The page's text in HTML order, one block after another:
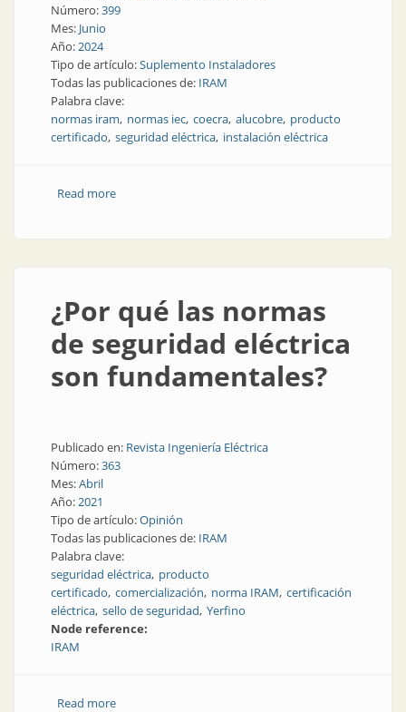
Número:399
Mes: Junio
Año:2024
Tipo de artículo:Suplemento Instaladores
Todas las publicaciones de: IRAM
Palabra clave:
normas iram normas iec coecra alucobre producto
certificado seguridad eléctrica instalación eléctrica
Read moreabout ¿Cómo identificar si un producto eléctrico es
¿Por qué las normas
de seguridad eléctrica
son fundamentales?
Publicado en: Revista Ingeniería Eléctrica
Número:363
Mes:Abril
Año:2021
Tipo de artículo:Opinión
Todas las publicaciones de: IRAM
Palabra clave:
seguridad eléctrica producto
certificado comercialización norma IRAM certificación
eléctrica sello de seguridad Yerfino
Node reference:
IRAM
Read moreabout ¿Por qué las normas de seguridad eléctrica son